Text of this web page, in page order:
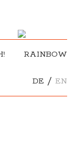
RAINBOW
DE / EN